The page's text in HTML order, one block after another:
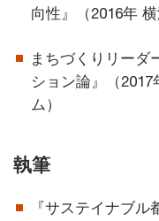
向性』（2016年 横
まちづくりリーダ
ション論』（
ム）
執筆
『サステイナブ